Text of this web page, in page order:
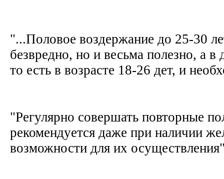
"...Половое воздержание до 25-30
безвредно, но и весьма полезно, а
то есть в возрасте 18-26 дет, и
"Регулярно совершать повторные
рекомендуется даже при наличии
возможности для их